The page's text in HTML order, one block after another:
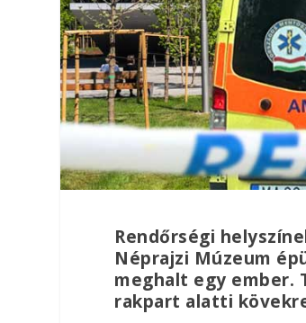
Rendőrségi
Néprajzi Múzeum
meghalt egy ember.
rakpart alatti